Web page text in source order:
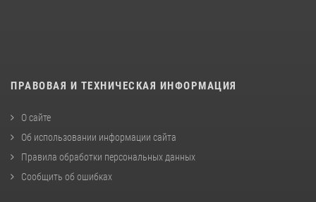
ПРАВОВАЯ И ТЕХНИЧЕСКАЯ ИНФОРМАЦИЯ
О сайте
Об использовании информации сайта
Правила обработки персональных данных
Сообщить об ошибках